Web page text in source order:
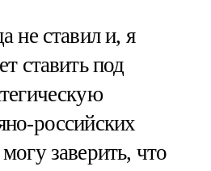
не ставил и, я
ставить под
российских
заверить, что